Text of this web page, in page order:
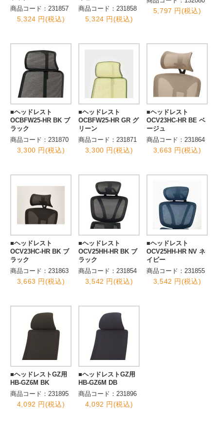
商品コード：231857
5,324 円(税込)
商品コード：231858
5,324 円(税込)
5,797 円(税込)
■ヘッドレスト
OCBFW25-HR BK ブ
ラック
商品コード：231870
3,300 円(税込)
■ヘッドレスト
OCBFW25-HR GR グ
リーン
商品コード：231871
3,300 円(税込)
■ヘッドレスト
OCV23HC-HR BE ベ
ージュ
商品コード：231864
3,663 円(税込)
■ヘッドレスト
OCV23HC-HR BK ブ
ラック
商品コード：231863
3,663 円(税込)
■ヘッドレスト
OCV25HH-HR BK ブ
ラック
商品コード：231854
3,542 円(税込)
■ヘッドレスト
OCV25HH-HR NV ネ
イビー
商品コード：231855
3,542 円(税込)
■ヘッドレストGZ用
HB-GZ6M BK
商品コード：231895
4,092 円(税込)
■ヘッドレストGZ用
HB-GZ6M DB
商品コード：231896
4,092 円(税込)